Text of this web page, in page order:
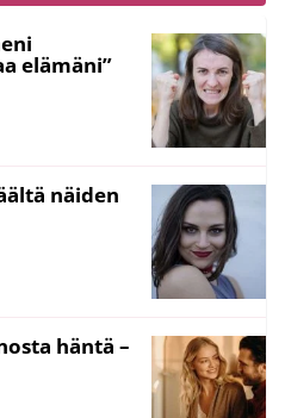
elämäni”
näiden
häntä –